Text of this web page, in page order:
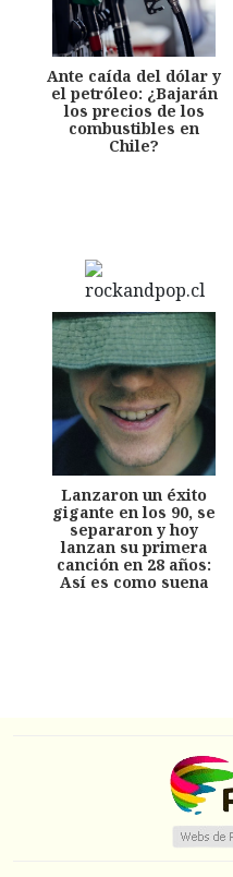
Ante caída del dólar y
el petróleo: ¿Bajarán
los precios de los
combustibles en
Chile?
Lanzaron un éxito
gigante en los 90, se
separaron y hoy
lanzan su primera
canción en 28 años:
Así es como suena